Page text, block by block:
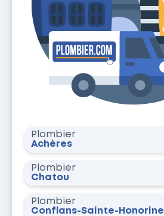
Plombier
Achères
Plombier
Chatou
Plombier
Conflans-Sainte-Honorine